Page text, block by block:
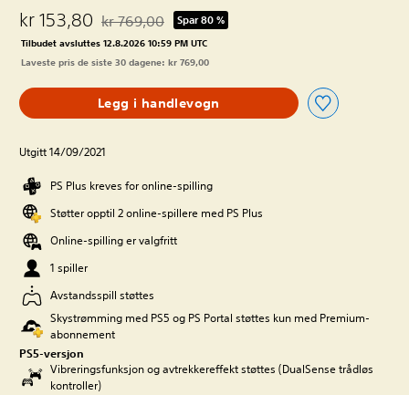
kr 153,80 Nedsatt fra opprinnelig pris på kr 769,00
kr 769,00 Spar 80 %
Tilbudet avsluttes 12.8.2026 10:59 PM UTC
Laveste pris de siste 30 dagene: kr 769,00
Legg i handlevogn
Utgitt 14/09/2021
PS Plus kreves for online-spilling
Støtter opptil 2 online-spillere med PS Plus
Online-spilling er valgfritt
1 spiller
Avstandsspill støttes
Skystrømming med PS5 og PS Portal støttes kun med Premium-
abonnement
PS5-versjon
Vibreringsfunksjon og avtrekkereffekt støttes (DualSense trådløs
kontroller)